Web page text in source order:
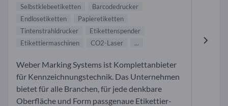
Selbstklebeetiketten
Barcodedrucker
Endlosetiketten
Papieretiketten
Tintenstrahldrucker
Etikettenspender
Etikettiermaschinen
CO2-Laser ...
Weber Marking Systems ist Komplettanbieter
für Kennzeichnungstechnik. Das Unternehmen
bietet für alle Branchen, für jede denkbare
Oberfläche und Form passgenaue Etikettier-